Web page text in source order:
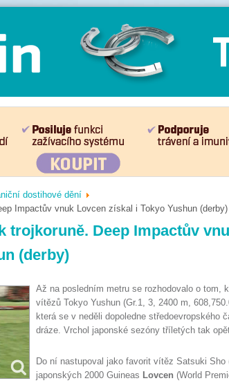
dostihové dění
Impactův vnuk Lovcen získal i Tokyo Yushun (derby)
trojkoruně. Deep Impactův
(derby)
Až na posledním metru se rozhodovalo o tom,
vítězů Tokyo Yushun (Gr.1, 3, 2400 m,
která se v neděli dopoledne středoevropského
dráze. Vrchol japonské sezóny tříletých tak
Do ní nastupoval jako favorit vítěz Satsuki Sho
japonských 2000 Guineas Lovcen (World